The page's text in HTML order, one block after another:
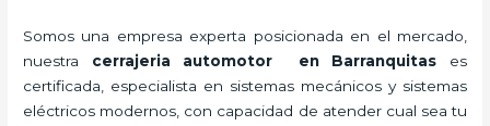
Somos una empresa experta posicionada en el mercado,
nuestra cerrajeria automotor en Barranquitas es
certificada, especialista en sistemas mecánicos y sistemas
eléctricos modernos, con capacidad de atender cual sea tu